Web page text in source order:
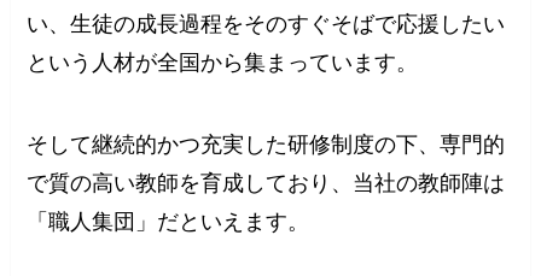
い、生徒の成長過程をそのすぐそばで応援したい
という人材が全国から集まっています。
そして継続的かつ充実した研修制度の下、専門的
で質の高い教師を育成しており、当社の教師陣は
「職人集団」だといえます。